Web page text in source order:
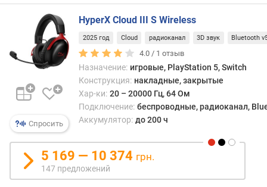
о
Г
)
в
с
т
в
и
Спросить
HyperX Cloud III S Wireless
2025 год Cloud радиоканал 3D звук Bluetooth
4.0 / 1 отзыв
Назначение: игровые, PlayStation 5, Switch
Конструкция: накладные, закрытые
Хар-ки: 20 – 20000 Гц, 64 Ом
Подключение: беспроводные, радиоканал,
Аккумулятор: до 200 ч
5 169 — 10 374 грн.
147 предложений